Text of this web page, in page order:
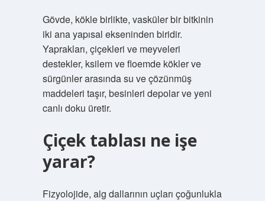
Gövde, kökle birlikte, vasküler bir bitkinin
iki ana yapısal ekseninden biridir.
Yaprakları, çiçekleri ve meyveleri
destekler, ksilem ve floemde kökler ve
sürgünler arasında su ve çözünmüş
maddeleri taşır, besinleri depolar ve yeni
canlı doku üretir.
Çiçek tablası ne işe
yarar?
Fizyolojide, alg dallarının uçları çoğunlukla